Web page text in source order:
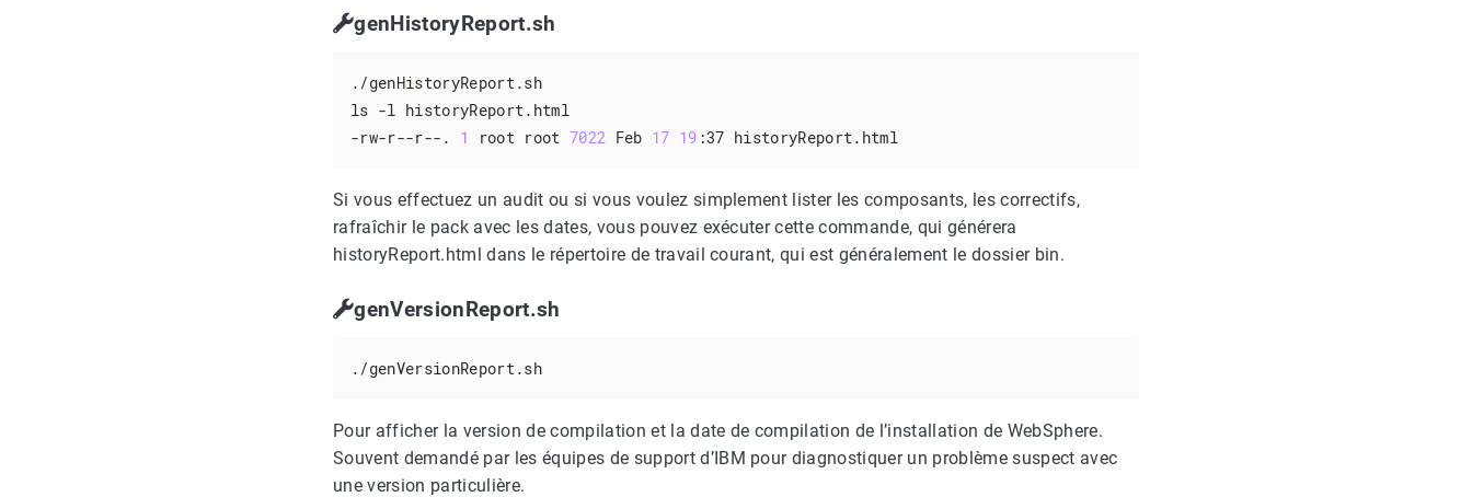
genHistoryReport.sh
./genHistoryReport.sh
ls -l historyReport.html
-rw-r--r--. 1 root root 7022 Feb 17 19 :37 historyReport.html
Si vous effectuez un audit ou si vous voulez simplement lister les composants, les correctifs,
rafraîchir le pack avec les dates, vous pouvez exécuter cette commande, qui générera
historyReport.html dans le répertoire de travail courant, qui est généralement le dossier bin.
genVersionReport.sh
./genVersionReport.sh
Pour afficher la version de compilation et la date de compilation de l’installation de WebSphere.
Souvent demandé par les équipes de support d’IBM pour diagnostiquer un problème suspect avec
une version particulière.